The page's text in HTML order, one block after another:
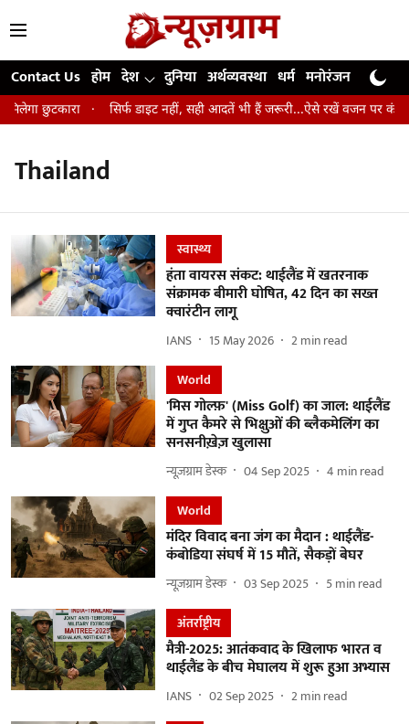
Contact Us होम देश दुनिया अर्थव्यवस्था धर्म मनोरंजन खेल
छुटकारा सिर्फ डाइट नहीं, सही आदतें भी हैं जरूरी...ऐसे रखें वजन पर
Thailand
स्वास्थ्य
हंता वायरस संकट: थाईलैंड में खतरनाक
संक्रामक बीमारी घोषित, 42 दिन का सख्त
क्वारंटीन लागू
IANS 15 May 2026 2min read
World
'मिस गोल्फ़' (Miss Golf) का जाल: थाईलैंड
में गुप्त कैमरे से भिक्षुओं की ब्लैकमेलिंग का
सनसनीख़ेज़ खुलासा
न्यूज़ग्राम डेस्क 04 Sep 2025 4 min read
World
मंदिर विवाद बना जंग का मैदान : थाईलैंड-
कंबोडिया संघर्ष में 15 मौतें, सैकड़ों बेघर
न्यूज़ग्राम डेस्क 03 Sep 2025 5min read
अंतर्राष्ट्रीय
मैत्री-2025: आतंकवाद के खिलाफ भारत व
थाईलैंड के बीच मेघालय में शुरू हुआ अभ्यास
IANS 02 Sep 2025 2min read